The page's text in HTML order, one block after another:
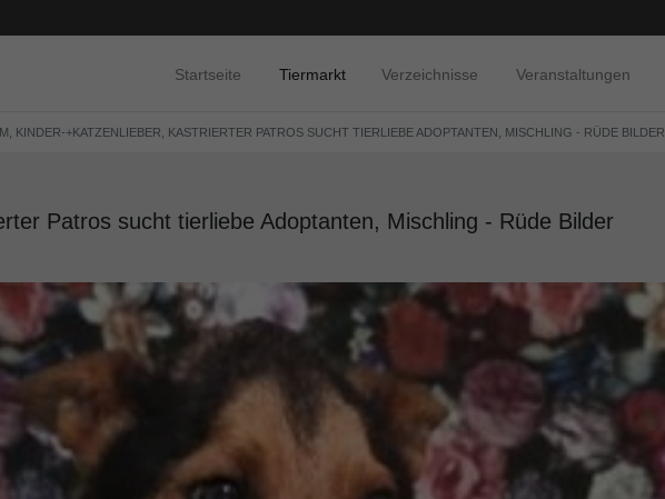
Startseite Tiermarkt Verzeichnisse Veranstaltungen
KINDER-+KATZENLIEBER, KASTRIERTER PATROS SUCHT TIERLIEBE ADOPTANTEN, MISCHLING - RÜDE BILDER
Patros sucht tierliebe Adoptanten, Mischling - Rüde Bilder